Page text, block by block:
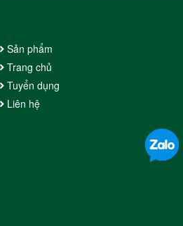
Sản phẩm
Trang chủ
Tuyển dụng
Liên hệ